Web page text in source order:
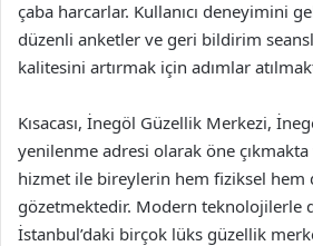
çaba harcarlar. Kullanıcı deneyimini
düzenli anketler ve geri bildirim
kalitesini artırmak için adımlar
Kısacası, İnegöl Güzellik Merkezi,
yenilenme adresi olarak öne
hizmet ile bireylerin hem fiziksel hem
gözetmektedir. Modern teknolojilerle
İstanbul’daki birçok lüks güzellik